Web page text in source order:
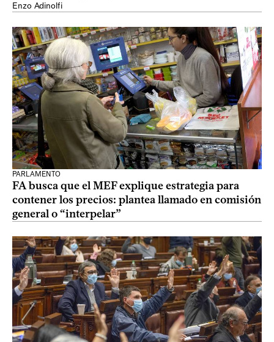
Enzo Adinolfi
PARLAMENTO
FA busca que el MEF explique estrategia para
contener los precios: plantea llamado en comisión
general o “interpelar”